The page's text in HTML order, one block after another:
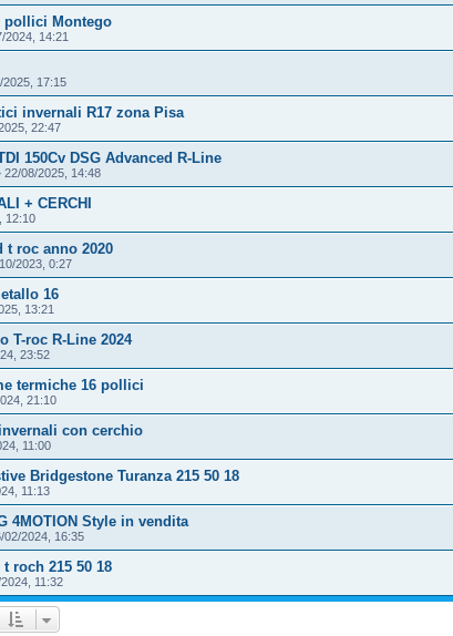
pollici Montego
2024, 14:21
2025, 17:15
invernali R17 zona Pisa
22:47
150Cv DSG Advanced R-Line
22/08/2025, 14:48
+ CERCHI
12:10
t roc anno 2020
2023, 0:27
16
13:21
T-roc R-Line 2024
23:52
termiche 16 pollici
21:10
con cerchio
11:00
Bridgestone Turanza 215 50 18
11:13
4MOTION Style in vendita
02/2024, 16:35
roch 215 50 18
11:32